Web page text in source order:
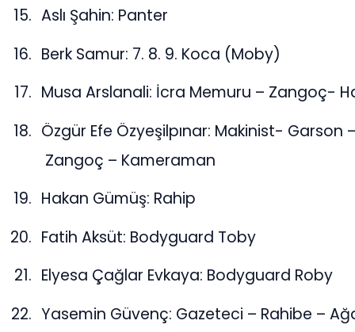
Aslı Şahin: Panter
Berk Samur: 7. 8. 9. Koca (Moby)
Musa Arslanali: İcra Memuru – Zangoç-
Özgür Efe Özyeşilpınar: Makinist- Garson
Zangoç – Kameraman
Hakan Gümüş: Rahip
Fatih Aksüt: Bodyguard Toby
Elyesa Çağlar Evkaya: Bodyguard Roby
Yasemin Güvenç: Gazeteci – Rahibe –